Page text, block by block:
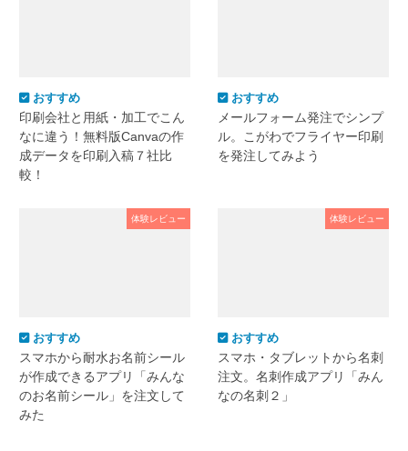
おすすめ
印刷会社と用紙・加工でこん
なに違う！無料版Canvaの作
成データを印刷入稿７社比
較！
おすすめ
メールフォーム発注でシンプ
ル。こがわでフライヤー印刷
を発注してみよう
体験レビュー
おすすめ
スマホから耐水お名前シール
が作成できるアプリ「みんな
のお名前シール」を注文して
みた
体験レビュー
おすすめ
スマホ・タブレットから名刺
注文。名刺作成アプリ「みん
なの名刺２」